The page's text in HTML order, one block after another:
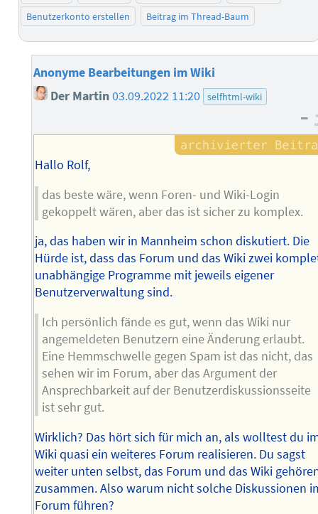
Benutzerkonto erstellen
Beitrag im Thread-Baum
Anonyme Bearbeitungen im Wiki
Der Martin03.09.2022 11:20 selfhtml-wiki
–
Hallo Rolf,
das beste wäre, wenn Foren- und Wiki-Login
gekoppelt wären, aber das ist sicher zu komplex.
ja, das haben wir in Mannheim schon diskutiert. Die
Hürde ist, dass das Forum und das Wiki zwei
unabhängige Programme mit jeweils eigener
Benutzerverwaltung sind.
Ich persönlich fände es gut, wenn das Wiki nur
angemeldeten Benutzern eine Änderung erlaubt.
Eine Hemmschwelle gegen Spam ist das nicht, das
sehen wir im Forum, aber das Argument der
Ansprechbarkeit auf der Benutzerdiskussionsseite
ist sehr gut.
Wirklich? Das hört sich für mich an, als wolltest du
Wiki quasi ein weiteres Forum realisieren. Du sagst
weiter unten selbst, das Forum und das Wiki
zusammen. Also warum nicht solche Diskussionen
Forum führen?